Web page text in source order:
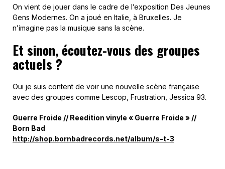
On vient de jouer dans le cadre de l’exposition Des Jeunes
Gens Modernes. On a joué en Italie, à Bruxelles. Je
n’imagine pas la musique sans la scène.
Et sinon, écoutez-vous des groupes
actuels ?
Oui je suis content de voir une nouvelle scène française
avec des groupes comme Lescop, Frustration, Jessica 93.
Guerre Froide // Reedition vinyle « Guerre Froide » //
Born Bad
http://shop.bornbadrecords.net/album/s-t-3